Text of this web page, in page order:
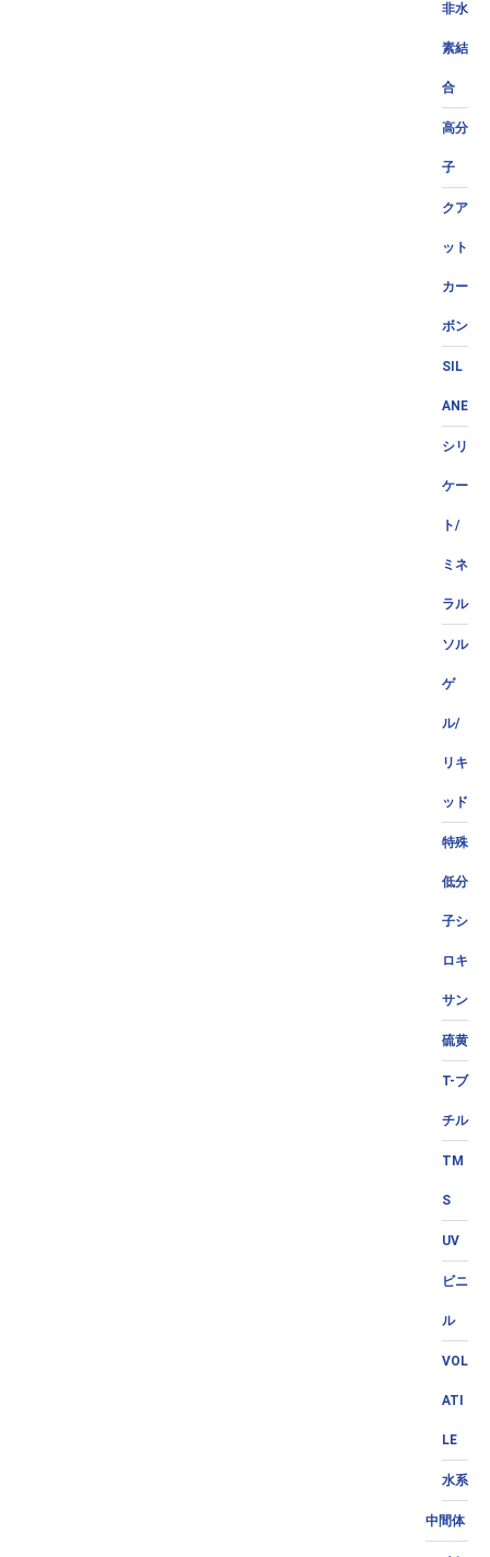
非水
素結
合
高分
子
クア
ット
カー
ボン
SIL
ANE
シリ
ケー
ト/
ミネ
ラル
ソル
ゲ
ル/
リキ
ッド
特殊
低分
子シ
ロキ
サン
硫黄
T-ブ
チル
TM
S
UV
ビニ
ル
VOL
ATI
LE
水系
中間体